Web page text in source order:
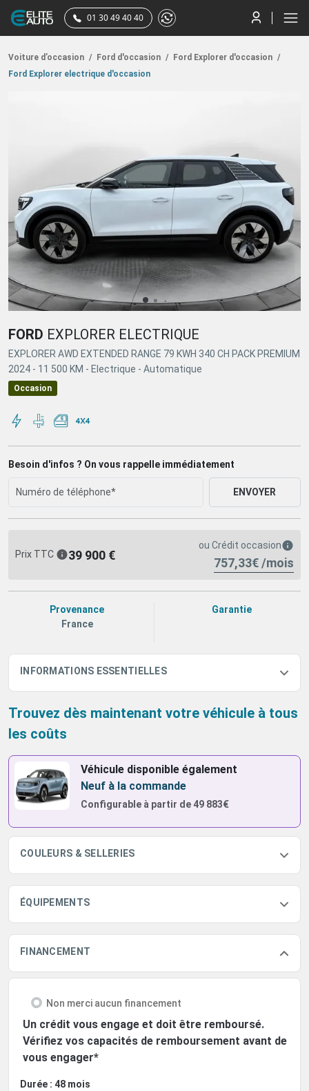
01 30 49 40 40
Voiture d’occasion / Ford d'occasion / Ford Explorer d'occasion /
Ford Explorer electrique d'occasion
FORD EXPLORER ELECTRIQUE
EXPLORER AWD EXTENDED RANGE 79 KWH 340 CH PACK PREMIUM
2024 - 11 500 KM - Electrique - Automatique
Occasion
Besoin d'infos ? On vous rappelle immédiatement
ENVOYER
Prix TTC 39 900 €
ou Crédit occasion
757,33€ /mois
Provenance
France
Garantie
INFORMATIONS ESSENTIELLES
Trouvez dès maintenant votre véhicule à tous
les coûts
Véhicule disponible également
Neuf à la commande
Configurable à partir de49 883€
COULEURS & SELLERIES
ÉQUIPEMENTS
FINANCEMENT
Non merci aucun financement
Un crédit vous engage et doit être remboursé.
Vérifiez vos capacités de remboursement avant de
vous engager*
Durée : 48 mois